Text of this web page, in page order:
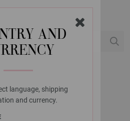
AND
language, shipping
and currency.
GROSSA